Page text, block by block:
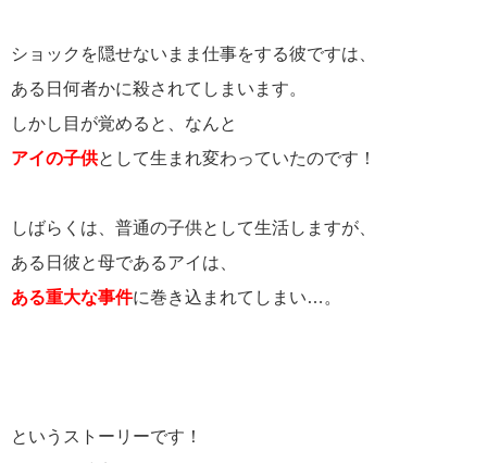
ショックを隠せないまま仕事をする彼ですは、
ある日何者かに殺されてしまいます。
しかし目が覚めると、なんと
アイの子供として生まれ変わっていたのです！
しばらくは、普通の子供として生活しますが、
ある日彼と母であるアイは、
ある重大な事件に巻き込まれてしまい…。
というストーリーです！